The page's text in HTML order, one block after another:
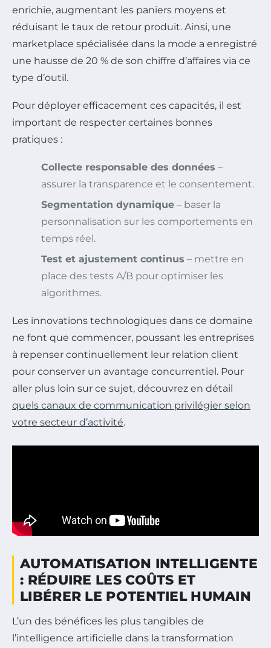
enrichie, augmentant les paniers moyens et
réduisant le taux de retour produit. Ainsi, une
marketplace spécialisée dans la mode a enregistré
une hausse de 20 % de son chiffre d’affaires via ce
type d’outil.
Pour déployer efficacement ces capacités, il est
important de respecter certaines bonnes
pratiques :
Collecte responsable des données –
assurer la transparence et le consentement.
Segmentation dynamique – baser la
personnalisation sur les comportements en
temps réel.
Test et ajustement continus – mettre en
place des tests A/B pour optimiser les
algorithmes.
Les innovations technologiques dans ce domaine
ne font que commencer, poussant les entreprises
à repenser continuellement leur relation client
pour conserver un avantage concurrentiel. Pour
aller plus loin sur ce sujet, découvrez en détail
quels canaux de communication privilégier selon
votre secteur d’activité.
AUTOMATISATION INTELLIGENTE
: RÉDUIRE LES COÛTS ET
LIBÉRER LE POTENTIEL HUMAIN
L’un des bénéfices les plus tangibles de
l’intelligence artificielle dans la transformation